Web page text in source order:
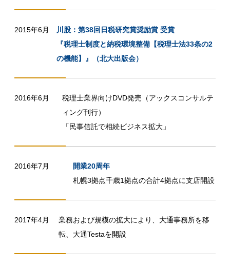
2015年6月
川股：第38回日税研究賞奨励賞 受賞
『税理士制度と納税環境整備【税理士法33条の2
の機能】』（北大出版会）
2016年6月
税理士業界向けDVD発売（アックスコンサルテ
ィング刊行）
「民事信託で相続ビジネス拡大」
2016年7月
開業20周年
札幌3拠点千歳1拠点の合計4拠点に支店開設
2017年4月
業務および規模の拡大により、大通事務所を移
転、大通Testaを開設